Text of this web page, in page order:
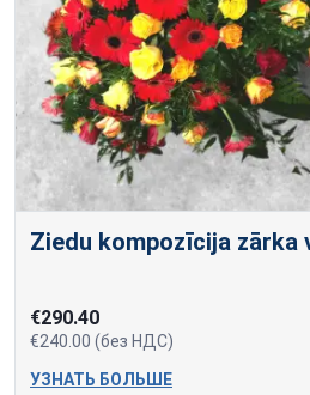
Ziedu kompozīcija zārka
€290.40
€240.00 (без НДС)
УЗНАТЬ БОЛЬШЕ